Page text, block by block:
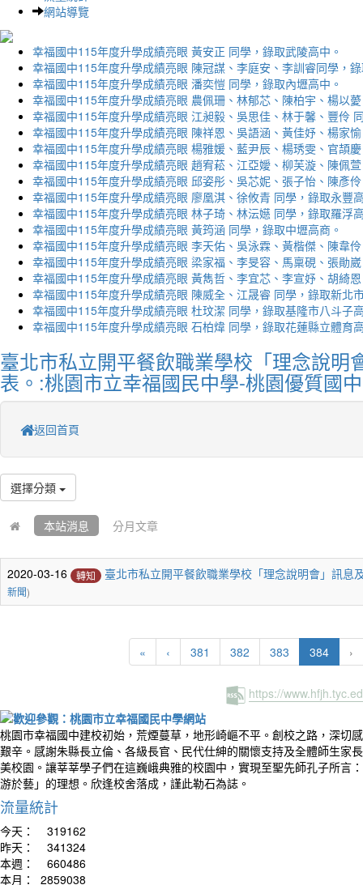
網站導覽
幸福國中115年度升學成績亮眼 黃安正 同學，錄取武陵高中。
幸福國中115年度升學成績亮眼 陳冠謀、李庭安、李訓睿同學，
幸福國中115年度升學成績亮眼 潘奕愷 同學，錄取內壢高中。
幸福國中115年度升學成績亮眼 農佩珊、林郁芯、陳柏宇、楊以
幸福國中115年度升學成績亮眼 江昶毅、吳思佳、林于馨、豐伶
幸福國中115年度升學成績亮眼 陳祥恩、吳語涵、黃佳妤、楊家
幸福國中115年度升學成績亮眼 楊雅媛、藍尹辰、楊琇雯、官頡
幸福國中115年度升學成績亮眼 趙宥菘、江亞嬡、柳芙漩、陳佩
幸福國中115年度升學成績亮眼 邱姿彤、吳芯妮、張子怡、陳彥
幸福國中115年度升學成績亮眼 廖凰淇、徐攸青 同學，錄取永豐
幸福國中115年度升學成績亮眼 林子琦、林沄嬨 同學，錄取羅浮
幸福國中115年度升學成績亮眼 黃筠涵 同學，錄取中壢高商。
幸福國中115年度升學成績亮眼 李天佑、吳泳霖、黃楷傑、陳韋
幸福國中115年度升學成績亮眼 梁家福、李旻容、馬稟硯、張勛
幸福國中115年度升學成績亮眼 黃雋哲、李宜芯、李宣妤、胡綺
幸福國中115年度升學成績亮眼 陳威全、江晟睿 同學，錄取新北
幸福國中115年度升學成績亮眼 杜玟潔 同學，錄取基隆市八斗子
幸福國中115年度升學成績亮眼 石柏煒 同學，錄取花蓮縣立體育
臺北市私立開平餐飲職業學校「理念說明
表。:桃園市立幸福國民中學-桃園優質國中
返回首頁
選擇分類
本站消息 分月文章
2020-03-16 轉知 臺北市私立開平餐飲職業學校「理念說明會」訊息
新聞)
« ‹ 381 382 383 384 ›
https://
桃園市幸福國中建校初始，荒煙蔓草，地形崎嶇不平。創校之路，深切
艱辛。感謝朱縣長立倫、各級長官、民代仕紳的關懷支持及全體師生家
美校園。讓莘莘學子們在這巍峨典雅的校園中，實現至聖先師孔子所言
游於藝」的理想。欣逢校舍落成，謹此勒石為誌。
流量統計
今天：
319162
昨天：
341324
本週：
660486
本月：
2859038